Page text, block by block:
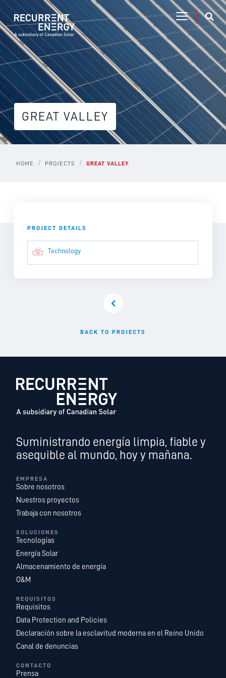
GREAT VALLEY
HOME / PROJECTS / GREAT VALLEY
PROJECT DETAILS
Technology
BACK TO PROJECTS
Suministrando energía limpia, fiable y
asequible al mundo, hoy y mañana.
EMPRESA
Sobre nosotros
Nuestros proyectos
Trabaja con nosotros
SOLUCIONES
Tecnologías
Energía Solar
Almacenamiento de energía
O&M
REQUISITOS
Requisitos
Data Protection and Policies
Declaración sobre la esclavitud moderna en el Reino Unido
Canal de denuncias
CONTACTO
Prensa